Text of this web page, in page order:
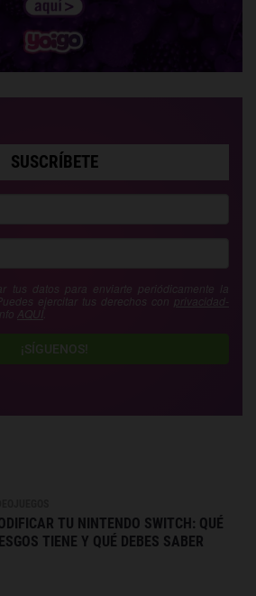
SUSCRÍBETE
tus datos para enviarte periódicamente la
ejercitar tus derechos con privacidad-
AQUÍ
¡SÍGUENOS!
TU NINTENDO SWITCH: QUÉ
TIENE Y QUÉ DEBES SABER